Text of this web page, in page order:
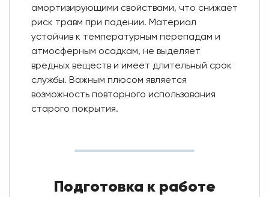
амортизирующими свойствами, что снижает
риск травм при падении. Материал
устойчив к температурным перепадам и
атмосферным осадкам, не выделяет
вредных веществ и имеет длительный срок
службы. Важным плюсом является
возможность повторного использования
старого покрытия.
Подготовка к работе